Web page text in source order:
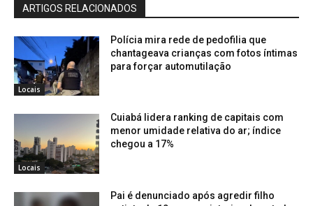
ARTIGOS RELACIONADOS
Locais
Polícia mira rede de pedofilia que
chantageava crianças com fotos íntimas
para forçar automutilação
Locais
Cuiabá lidera ranking de capitais com
menor umidade relativa do ar; índice
chegou a 17%
Pai é denunciado após agredir filho